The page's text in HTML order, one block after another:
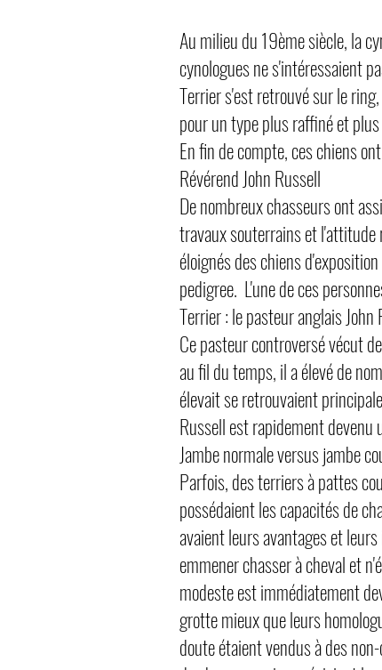
Au milieu du 19ème siècle, la
cynologues ne s'intéressaient
Terrier s'est retrouvé sur le
pour un type plus raffiné et
En fin de compte, ces chiens
Révérend John Russell
De nombreux chasseurs ont
travaux souterrains et l'attitude
éloignés des chiens
pedigree. L'une de ces
Terrier : le pasteur anglais John
Ce pasteur controversé vécut
au fil du temps, il a élevé de
élevait se retrouvaient
Russell est rapidement devenu
Jambe normale versus jambe
Parfois, des terriers à pattes
possédaient les capacités de
avaient leurs avantages et
emmener chasser à cheval et
modeste est immédiatement
grotte mieux que leurs
doute étaient vendus à des